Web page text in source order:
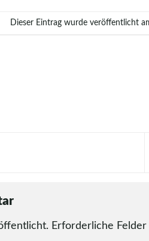
Dieser Eintrag wurde veröffentlicht
Erforderliche